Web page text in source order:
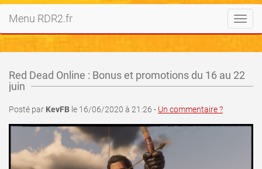
Menu RDR2.fr
Red Dead Online : Bonus et promotions du 16 au 22
juin
Posté par KevFB le 16/06/2020 à 21:26 - Un commentaire ?